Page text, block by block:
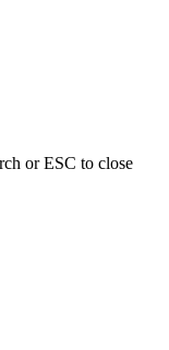
or ESC to close